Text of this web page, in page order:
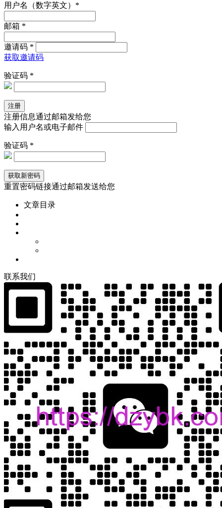
用户名（数字英文）*
邮箱 *
邀请码 *
获取邀请码
验证码 *
注册信息通过邮箱发给您
输入用户名或电子邮件
验证码 *
重置密码链接通过邮箱发送给您
文章目录
联系我们